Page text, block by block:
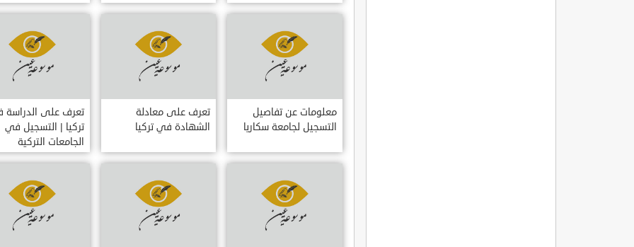
(الليسانس)
باللغه الانجليزية
معلومات عن تفاصيل
التسجيل لجامعة سكاريا
تعرف على معادلة
الشهادة في تركيا
تعرف على
تركيا | التسجيل في
الجامعات التركية